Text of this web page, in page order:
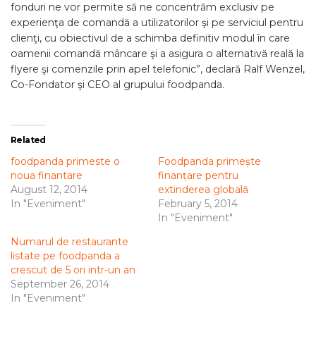
fonduri ne vor permite să ne concentrăm exclusiv pe
experienţa de comandă a utilizatorilor şi pe serviciul pentru
clienţi, cu obiectivul de a schimba definitiv modul în care
oamenii comandă mâncare şi a asigura o alternativă reală la
flyere şi comenzile prin apel telefonic”, declară Ralf Wenzel,
Co-Fondator şi CEO al grupului foodpanda.
Related
foodpanda primeste o
noua finantare
August 12, 2014
In "Eveniment"
Foodpanda primește
finanțare pentru
extinderea globală
February 5, 2014
In "Eveniment"
Numarul de restaurante
listate pe foodpanda a
crescut de 5 ori intr-un an
September 26, 2014
In "Eveniment"